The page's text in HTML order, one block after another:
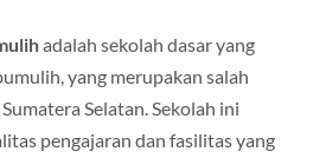
adalah sekolah dasar yang
yang merupakan salah
Selatan. Sekolah ini
pengajaran dan fasilitas yang